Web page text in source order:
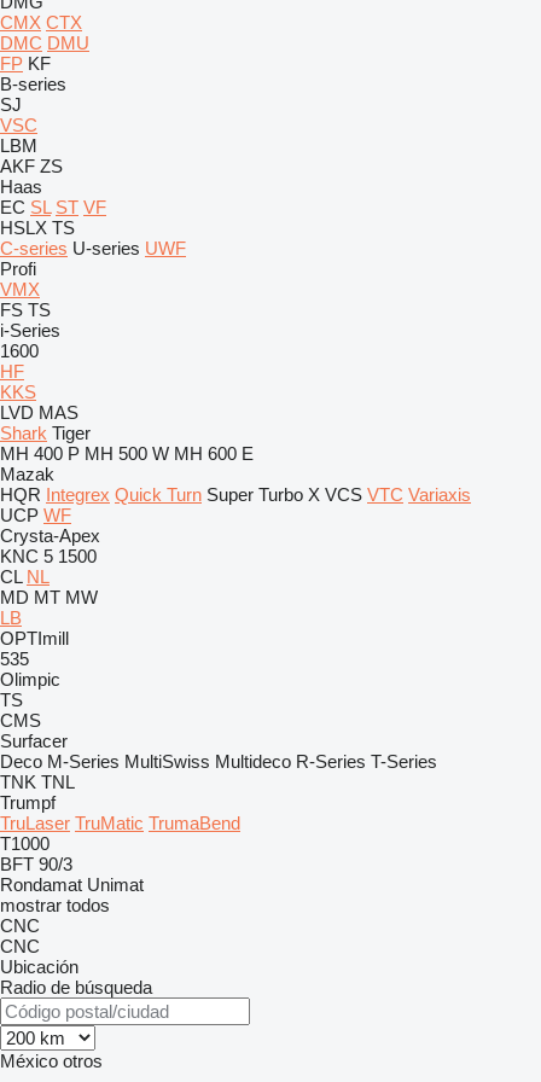
CMX CTX
DMC DMU
FP KF
B-series
SJ
VSC
LBM
AKF ZS
Haas
EC SL ST VF
HSLX TS
C-series U-series UWF
Profi
VMX
FS TS
i-Series
1600
HF
KKS
LVD MAS
Shark Tiger
MH 400 P MH 500 W MH 600 E
Mazak
HQR Integrex Quick Turn Super Turbo X VCS VTC Variaxis
UCP WF
Crysta-Apex
KNC 5 1500
CL NL
MD MT MW
LB
OPTImill
535
Olimpic
TS
CMS
Surfacer
Deco M-Series MultiSwiss Multideco R-Series T-Series
TNK TNL
Trumpf
TruLaser TruMatic TrumaBend
T1000
BFT 90/3
Rondamat Unimat
mostrar todos
CNC
CNC
Ubicación
Radio de búsqueda
México otros